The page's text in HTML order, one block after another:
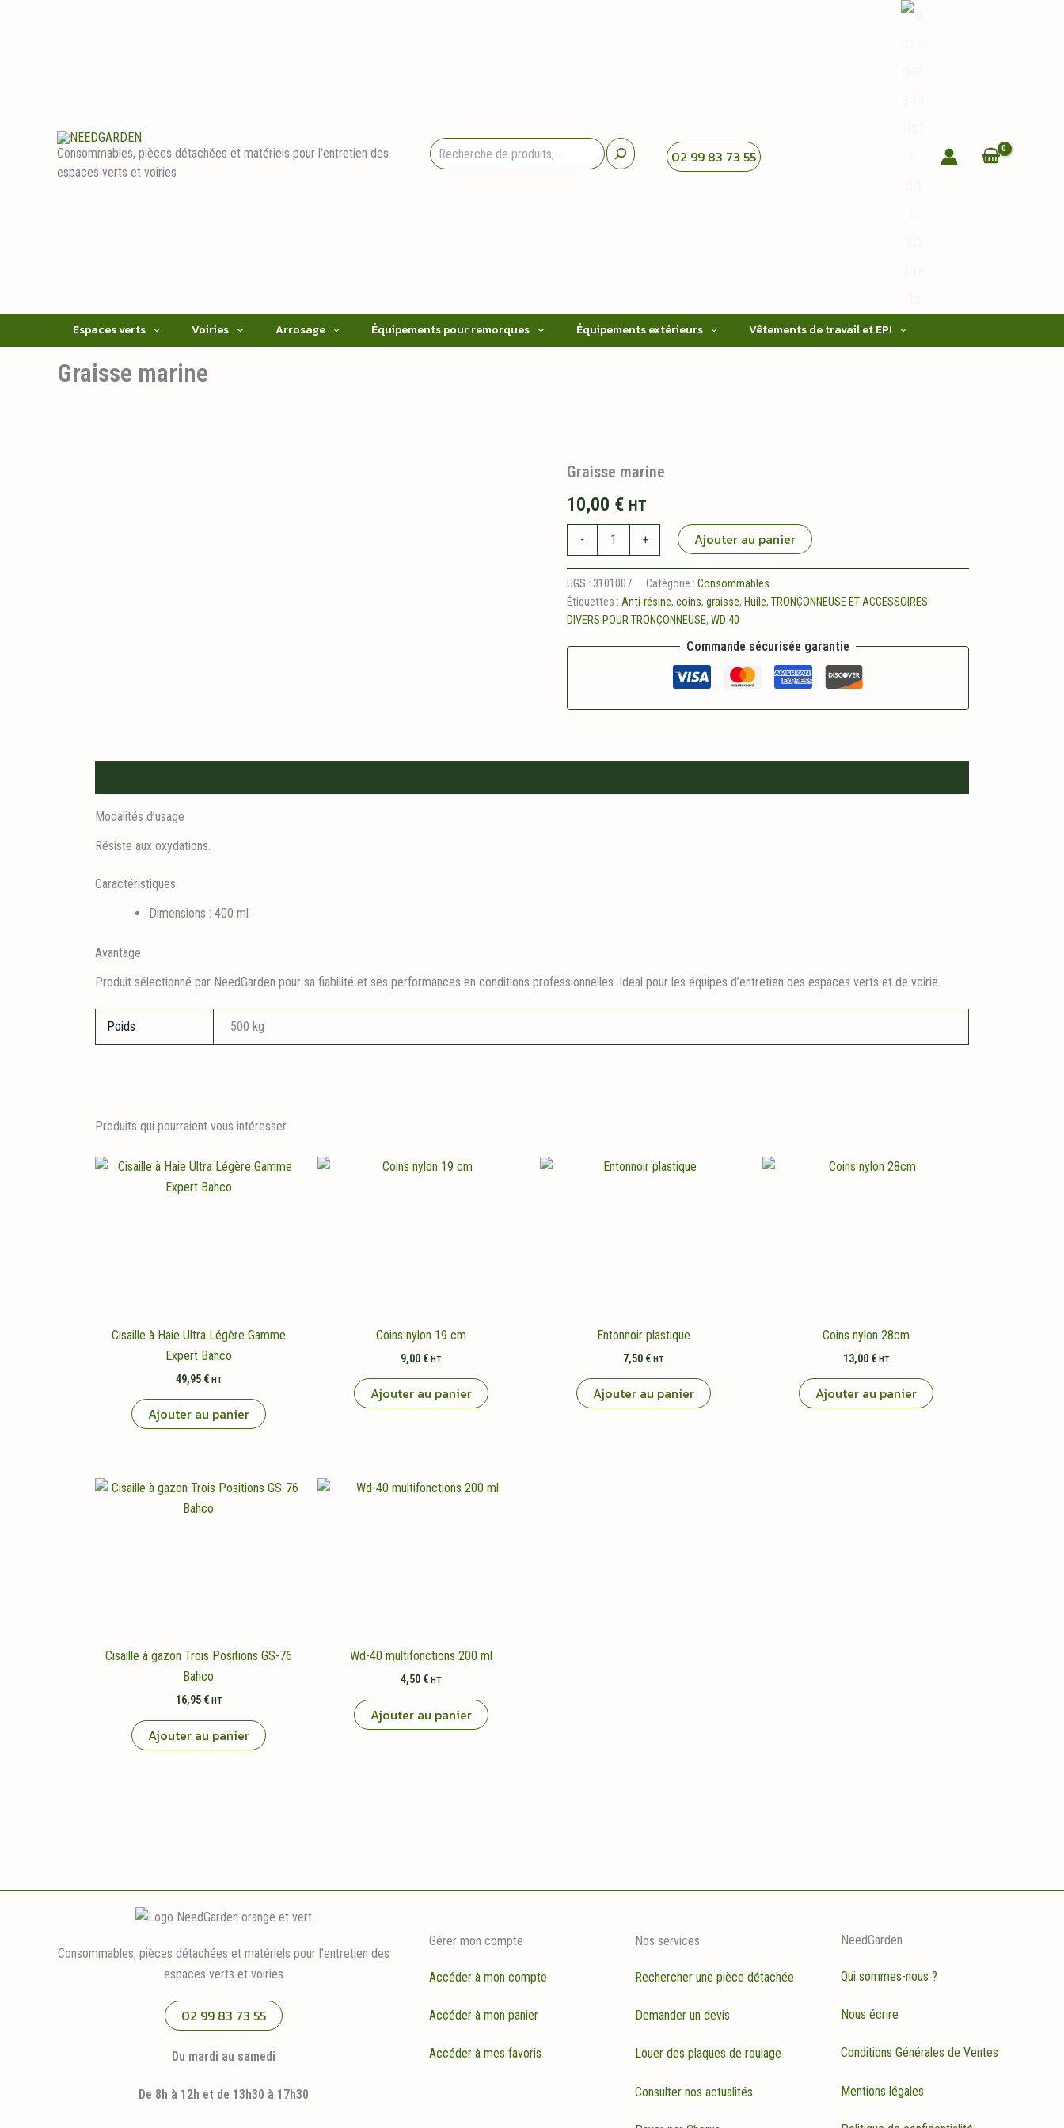
Consommables, pièces détachées et matériels pour l'entretien des
espaces verts et voiries
02 99 83 73 55
Espaces verts Voiries Arrosage Équipements pour remorques Équipements extérieurs Vêtements de travail et EPI
Graisse marine
Graisse marine
10,00 € HT
-
marine
+ Ajouter au panier
UGS : 3101007 Catégorie :Consommables
Étiquettes :Anti-résine,coins,graisse, Huile,TRONÇONNEUSE ET ACCESSOIRES
DIVERS POUR TRONÇONNEUSE,WD 40
Commande sécurisée garantie
Modalités d’usage
Résiste aux oxydations.
Caractéristiques
Dimensions : 400 ml
Avantage
Produit sélectionné par NeedGarden pour sa fiabilité et ses performances en conditions professionnelles. Idéal pour les équipes d’entretien des espaces verts et de voirie.
Poids 500 kg
Produits qui pourraient vous intéresser
Cisaille à Haie Ultra Légère Gamme
Expert Bahco
49,95 € HT
Ajouter au panier
Coins nylon 19 cm
9,00 € HT
Ajouter au panier
Entonnoir plastique
7,50 € HT
Ajouter au panier
Coins nylon 28cm
13,00 € HT
Ajouter au panier
Cisaille à gazon Trois Positions GS-76
Bahco
16,95 € HT
Ajouter au panier
Wd-40 multifonctions 200 ml
4,50 € HT
Ajouter au panier
Consommables, pièces détachées et matériels pour l'entretien des
espaces verts et voiries
02 99 83 73 55
Du mardi au samedi
De 8h à 12h et de 13h30 à 17h30
Gérer mon compte
Accéder à mon compte
Accéder à mon panier
Accéder à mes favoris
Nos services
Rechercher une pièce détachée
Demander un devis
Louer des plaques de roulage
Consulter nos actualités
NeedGarden
Qui sommes-nous ?
Nous écrire
Conditions Générales de Ventes
Mentions légales